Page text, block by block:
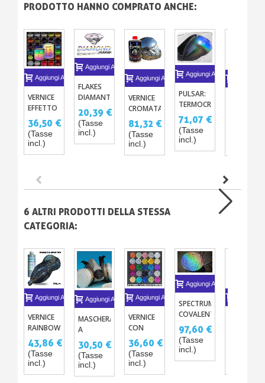
PRODOTTO HANNO COMPRATO ANCHE:
Aggiungi Al Carrello
VERNICE
EFFETTO
DIAMANTE
250ML -
500ML
36,50 €
(Tasse
incl.)
Aggiungi Al Carrello
FLAKES
DIAMANTE
25G
20,39 €
(Tasse
incl.)
Aggiungi Al Carrello
VERNICE
CROMATA
SPECCHIO
CON
PISTOLA
81,32 €
(Tasse
incl.)
Aggiungi Al Carrello
PULSAR:
TERMOCROMICA
MULTICOLORE
71,07 €
(Tasse
incl.)
6 ALTRI PRODOTTI DELLA STESSA
CATEGORIA:
Aggiungi Al Carrello
VERNICE
RAINBOW
SPEKTRA
68
MICRON
43,86 €
(Tasse
incl.)
Aggiungi Al Carrello
MASCHERA
A
DOPPIA
CARTUCCIA
(TAGLIA :
30,50 €
(Tasse
incl.)
Aggiungi Al Carrello
VERNICE
CON
BRILLANTINI
36,60 €
(Tasse
incl.)
Aggiungi Al Carrello
SPECTRUM
COVALENTE
2X -
VERNICE
PRISMATICA
97,60 €
(Tasse
incl.)